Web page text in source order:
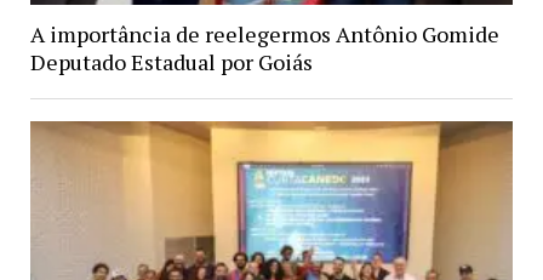
A importância de reelegermos Antônio Gomide
Deputado Estadual por Goiás